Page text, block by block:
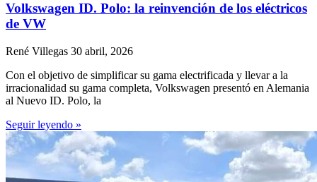
Volkswagen ID. Polo: la reinvención de los eléctricos
de VW
René Villegas 30 abril, 2026
Con el objetivo de simplificar su gama electrificada y llevar a la
irracionalidad su gama completa, Volkswagen presentó en Alemania
al Nuevo ID. Polo, la
Seguir leyendo »